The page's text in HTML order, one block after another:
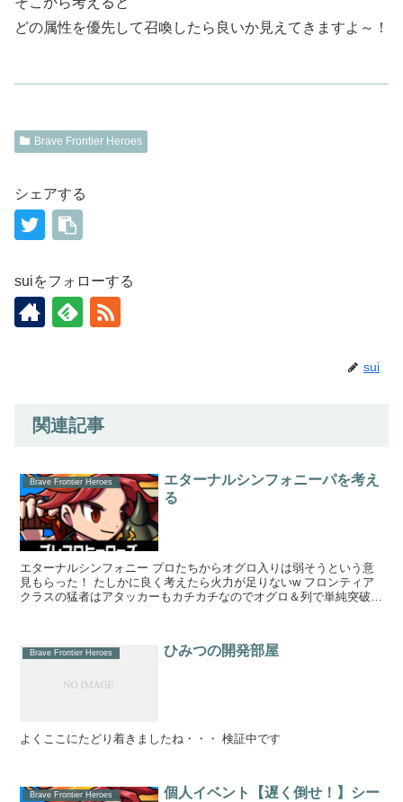
どの属性を優先して召喚したら良いか見えてきますよ～！
Brave Frontier Heroes
シェアする
suiをフォローする
sui
関連記事
Brave Frontier Heroes
エターナルシンフォニーパを考え
る
エターナルシンフォニー プロたちからオグロ入りは弱そうという意
見もらった！ たしかに良く考えたら火力が足りないw フロンティア
クラスの猛者はアタッカーもカチカチなのでオグロ＆列で単純突破は
Brave Frontier Heroes ひみつの開発部屋
よくここにたどり着きましたね・・・ 検証中です
Brave Frontier Heroes
個人イベント【遅く倒せ！】シー